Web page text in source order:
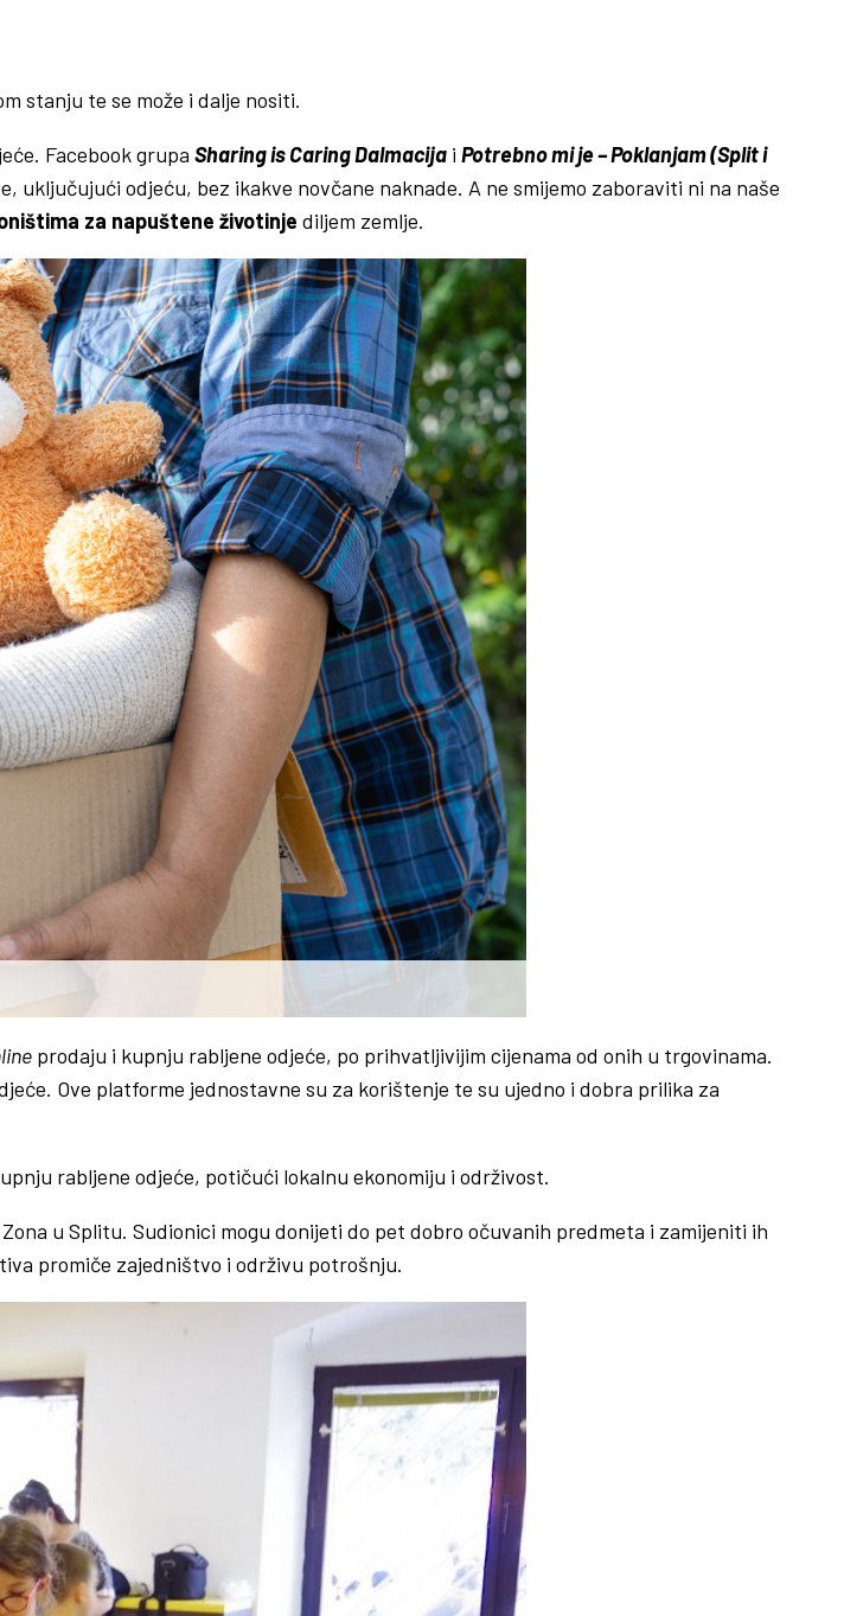
stanju te se može i dalje nositi.
Facebook grupa Sharing is Caring Dalmacija i Potrebno mi je – Poklanjam (Split i
odjeću, bez ikakve novčane naknade. A ne smijemo zaboraviti ni na naše
za napuštene životinje diljem zemlje.
prodaju i kupnju rabljene odjeće, po prihvatljivijim cijenama od onih u trgovinama.
Ove platforme jednostavne su za korištenje te su ujedno i dobra prilika za
rabljene odjeće, potičući lokalnu ekonomiju i održivost.
u Splitu. Sudionici mogu donijeti do pet dobro očuvanih predmeta i zamijeniti ih
promiče zajedništvo i održivu potrošnju.